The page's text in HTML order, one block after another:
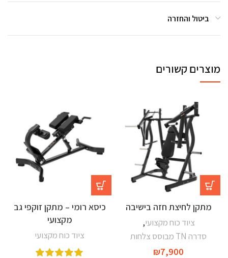
ביטול והחזרה
מוצרים קשורים
מתקן לחיצת חזה בישיבה
ציוד כוח מקצועי,
סדרה TN מבוסס צלחות
₪7,900
כיסא רומי – מתקן זוקפי גב
מקצועי
ציוד כוח מקצועי